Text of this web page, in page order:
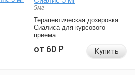
5мг
Терапевтическая дозировка
Сиалиса для курсового
приема
от 60Р Купить